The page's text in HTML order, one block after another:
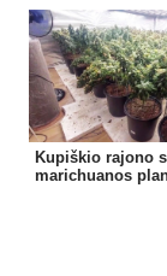
Kupiškio rajono
marichuanos